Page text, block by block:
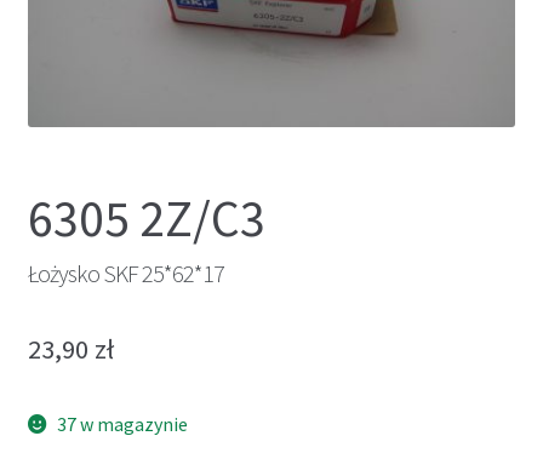
6305 2Z/C3
Łożysko SKF 25*62*17
23,90 zł
37 w magazynie